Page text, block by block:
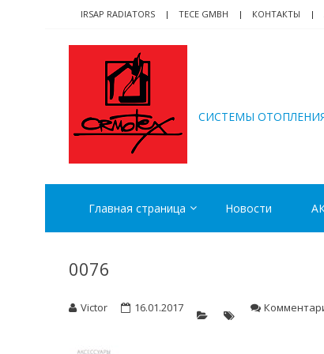
navigation
content
IRSAP RADIATORS TECE GMBH КОНТАКТЫ
CИСТЕМЫ
Главная страница Новости
0076
Victor 16.01.2017